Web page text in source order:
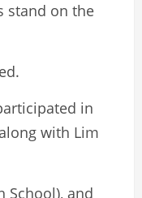
stand on the
in
with Lim
School), and